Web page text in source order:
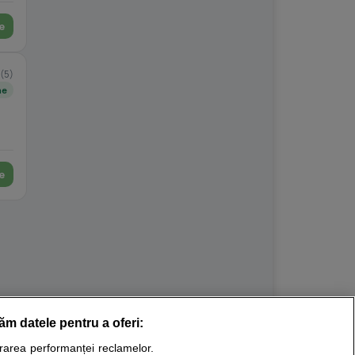
(5)
datele pentru a oferi:
performanței reclamelor.